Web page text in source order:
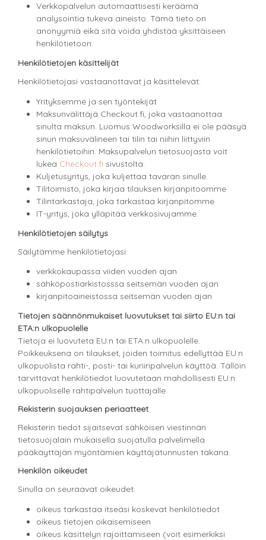
Verkkopalvelun automaattisesti keräämä
analysointia tukeva aineisto. Tämä tieto on
anonyymiä eikä sitä voida yhdistää yksittäiseen
henkilötietoon.
Henkilötietojen käsittelijät
Henkilötietojasi vastaanottavat ja käsittelevät:
Yrityksemme ja sen työntekijät
Maksunvälittäjä Checkout.fi, joka vastaanottaa
sinulta maksun. Luomus Woodworksilla ei ole pääsyä
sinun maksuvälineen tai tilin tai niihin liittyviin
henkilötietoihin. Maksupalvelun tietosuojasta voit
lukea Checkout.fi sivustolta.
Kuljetusyritys, joka kuljettaa tavaran sinulle.
Tilitoimisto, joka kirjaa tilauksen kirjanpitoomme
Tilintarkastaja, joka tarkastaa kirjanpitomme
IT-yritys, joka ylläpitää verkkosivujamme.
Henkilötietojen säilytys
Säilytämme henkilötietojasi:
verkkokaupassa viiden vuoden ajan
sähköpostiarkistosssa seitsemän vuoden ajan
kirjanpitoaineistossa seitsemän vuoden ajan
Tietojen säännönmukaiset luovutukset tai siirto EU:n tai
ETA:n ulkopuolelle
Tietoja ei luovuteta EU:n tai ETA:n ulkopuolelle.
Poikkeuksena on tilaukset, joiden toimitus edellyttää EU:n
ulkopuolista rahti-, posti- tai kuriiripalvelun käyttöä. Tällöin
tarvittavat henkilötiedot luovutetaan mahdollisesti EU:n
ulkopuoliselle rahtipalvelun tuottajalle.
Rekisterin suojauksen periaatteet
Rekisterin tiedot sijaitsevat sähköisen viestinnän
tietosuojalain mukaisella suojatulla palvelimella
pääkäyttäjän myöntämien käyttäjätunnusten takana.
Henkilön oikeudet
Sinulla on seuraavat oikeudet:
oikeus tarkastaa itseäsi koskevat henkilötiedot
oikeus tietojen oikaisemiseen
oikeus käsittelyn rajoittamiseen (voit esimerkiksi